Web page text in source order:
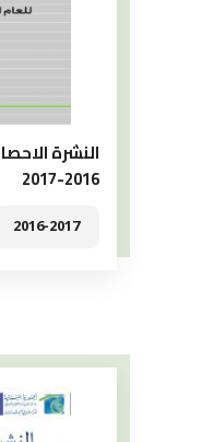
النشرة
2016-2017
2016-2017